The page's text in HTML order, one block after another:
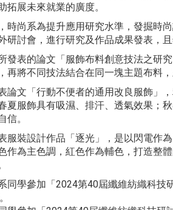
拓展未來就業的廣度。
時尚系為提升應用研究水準，發掘時
研討會，進行研究及作品成果發表，且
發表的論文「服飾布料創意技法之研
再將不同技法結合在同一塊主題布料
論文「行動不便者的通用改良服飾」
夏服飾具有吸濕、排汗、透氣效果；
信。
服裝設計作品「逐光」，是以閃電作
作為主色調，紅色作為輔色，打造整